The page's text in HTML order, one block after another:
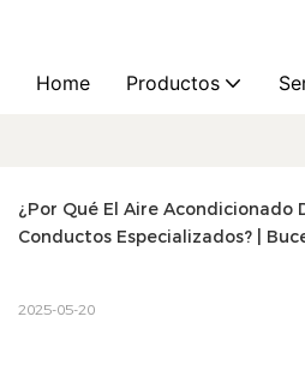
Home Productos
¿Por Qué El Aire Acondicionado
Conductos Especializados? |
2025-05-20